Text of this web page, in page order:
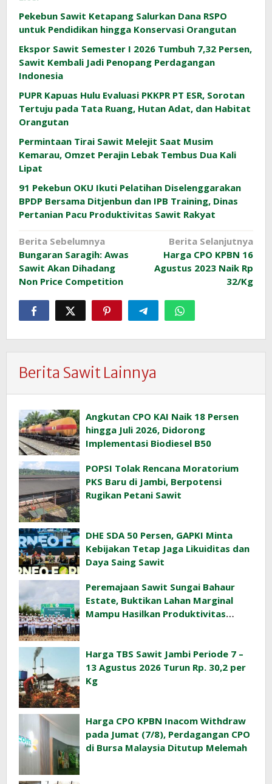
Pekebun Sawit Ketapang Salurkan Dana RSPO
untuk Pendidikan hingga Konservasi Orangutan
Ekspor Sawit Semester I 2026 Tumbuh 7,32 Persen,
Sawit Kembali Jadi Penopang Perdagangan
Indonesia
PUPR Kapuas Hulu Evaluasi PKKPR PT ESR, Sorotan
Tertuju pada Tata Ruang, Hutan Adat, dan Habitat
Orangutan
Permintaan Tirai Sawit Melejit Saat Musim
Kemarau, Omzet Perajin Lebak Tembus Dua Kali
Lipat
91 Pekebun OKU Ikuti Pelatihan Diselenggarakan
BPDP Bersama Ditjenbun dan IPB Training, Dinas
Pertanian Pacu Produktivitas Sawit Rakyat
Navigasi
pos
Berita Sebelumnya
Bungaran Saragih: Awas
Sawit Akan Dihadang
Non Price Competition
Berita Selanjutnya
Harga CPO KPBN 16
Agustus 2023 Naik Rp
32/Kg
Berita Sawit Lainnya
Angkutan CPO KAI Naik 18 Persen
hingga Juli 2026, Didorong
Implementasi Biodiesel B50
POPSI Tolak Rencana Moratorium
PKS Baru di Jambi, Berpotensi
Rugikan Petani Sawit
DHE SDA 50 Persen, GAPKI Minta
Kebijakan Tetap Jaga Likuiditas dan
Daya Saing Sawit
Peremajaan Sawit Sungai Bahaur
Estate, Buktikan Lahan Marginal
Mampu Hasilkan Produktivitas
Harga TBS Sawit Jambi Periode 7 –
13 Agustus 2026 Turun Rp. 30,2 per
Kg
Harga CPO KPBN Inacom Withdraw
pada Jumat (7/8), Perdagangan CPO
di Bursa Malaysia Ditutup Melemah